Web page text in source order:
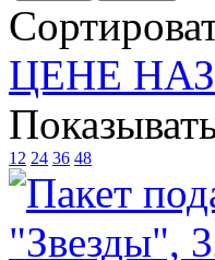
ЦЕНЕ
12 24 36 48